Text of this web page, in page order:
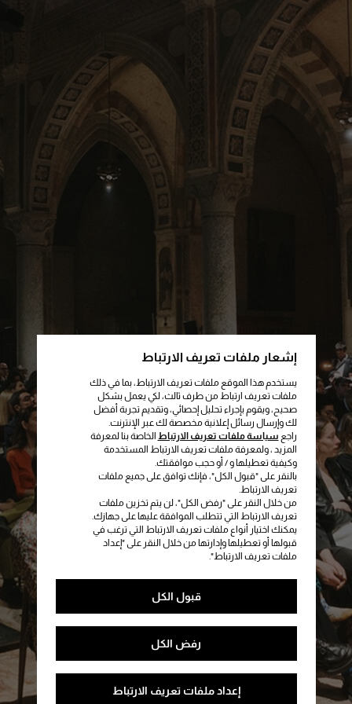
إشعار ملفات تعريف الارتباط
يستخدم هذا الموقع ملفات تعريف الارتباط، بما في ذلك
ملفات تعريف ارتباط من طرف ثالث، لكي يعمل بشكل
صحيح، ويقوم بإجراء تحليل إحصائي، وتقديم تجربة أفضل
لك وإرسال رسائل إعلانية مخصصة لك عبر الإنترنت.
راجع سياسة ملفات تعريف الارتباط الخاصة بنا لمعرفة
المزيد ، ولمعرفة ملفات تعريف الارتباط المستخدمة
وكيفية تعطيلها و / أو حجب موافقتك.
بالنقر على "قبول الكل"، فإنك توافق على جميع ملفات
تعريف الارتباط.
من خلال النقر على "رفض الكل"، لن يتم تخزين ملفات
تعريف الارتباط التي تتطلب الموافقة عليها على جهازك.
يمكنك اختيار أنواع ملفات تعريف الارتباط التي ترغب في
قبولها أو تعطيلها وإدارتها من خلال النقر على "إعداد
ملفات تعريف الارتباط".
قبول الكل
رفض الكل
إعداد ملفات تعريف الارتباط